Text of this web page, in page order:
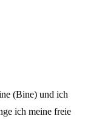
(Bine) und ich
ich meine freie